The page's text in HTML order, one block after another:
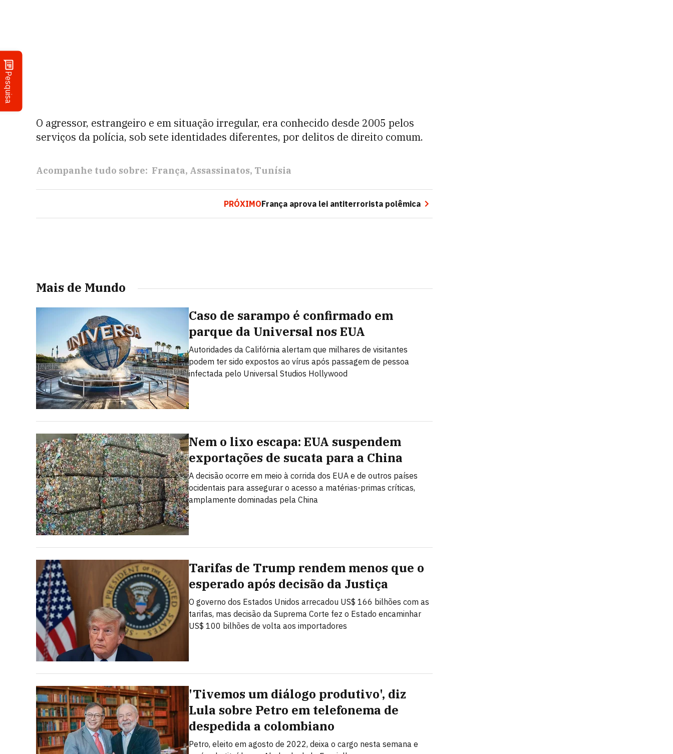
Pesquisa
O agressor, estrangeiro e em situação irregular, era conhecido desde 2005 pelos
serviços da polícia, sob sete identidades diferentes, por delitos de direito comum.
Acompanhe tudo sobre: França Assassinatos Tunísia
PRÓXIMOFrança aprova lei antiterrorista polêmica
Mais de Mundo
Caso de sarampo é confirmado em
parque da Universal nos EUA
Autoridades da Califórnia alertam que milhares de visitantes
podem ter sido expostos ao vírus após passagem de pessoa
infectada pelo Universal Studios Hollywood
Nem o lixo escapa: EUA suspendem
exportações de sucata para a China
A decisão ocorre em meio à corrida dos EUA e de outros países
ocidentais para assegurar o acesso a matérias-primas críticas,
amplamente dominadas pela China
Tarifas de Trump rendem menos que o
esperado após decisão da Justiça
O governo dos Estados Unidos arrecadou US$ 166 bilhões com as
tarifas, mas decisão da Suprema Corte fez o Estado encaminhar
US$ 100 bilhões de volta aos importadores
'Tivemos um diálogo produtivo', diz
Lula sobre Petro em telefonema de
despedida a colombiano
Petro, eleito em agosto de 2022, deixa o cargo nesta semana e